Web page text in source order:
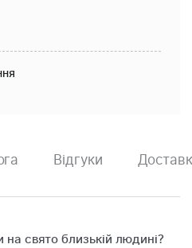
Відгуки
свято близькій людині?